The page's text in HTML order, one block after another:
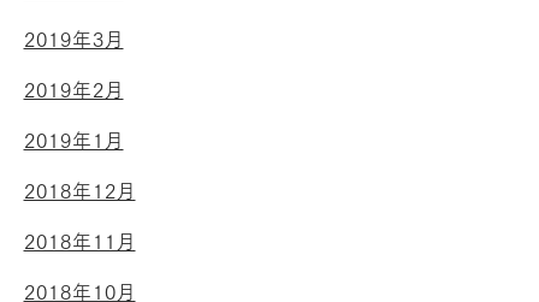
2019年3月
2019年2月
2019年1月
2018年12月
2018年11月
2018年10月